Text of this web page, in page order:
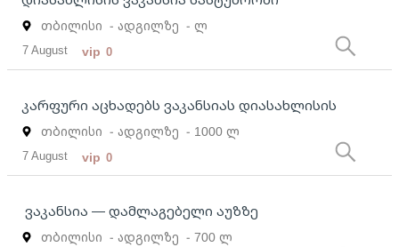
თბილისი - ადგილზე - ლ
7 August vip 0
კარფური აცხადებს ვაკანსიას დიასახლისის
თბილისი - ადგილზე - 1000 ლ
7 August vip 0
ვაკანსია — დამლაგებელი აუზზე
თბილისი - ადგილზე - 700 ლ